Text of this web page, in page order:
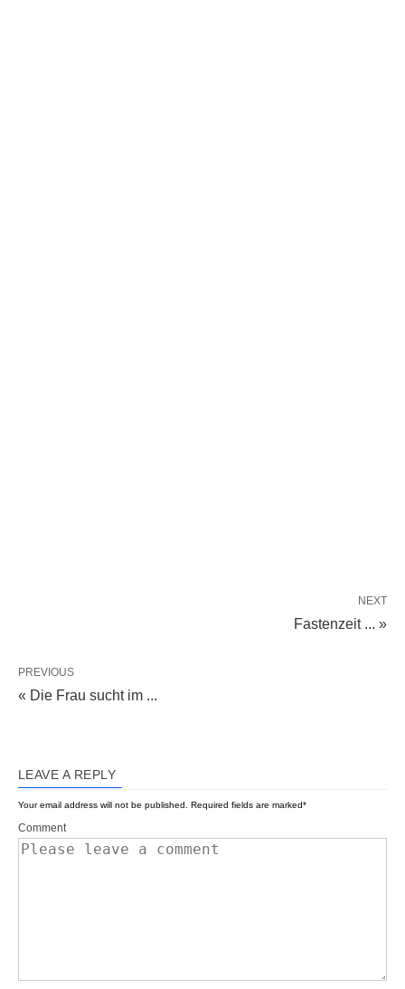
NEXT
Fastenzeit ... »
PREVIOUS
« Die Frau sucht im ...
LEAVE A REPLY
Your email address will not be published. Required fields are marked*
Comment